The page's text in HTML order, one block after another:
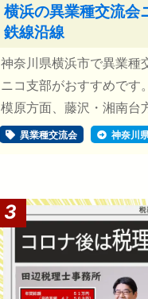
横浜の異業種交流
鉄線沿線
神奈川県横浜市で異業種
ニコ支部がおすすめです
模原方面、藤沢・湘南台
異業種交流会 神奈川
3